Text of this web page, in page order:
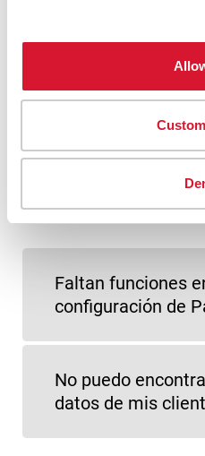
Preguntas
obtener
sus
Mira cómo utilizan
Faltan funciones
configuración de
No puedo
datos de mis